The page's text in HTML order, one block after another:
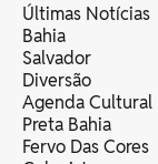
Últimas Notícias
Bahia
Salvador
Diversão
Agenda Cultural
Preta Bahia
Fervo Das Cores